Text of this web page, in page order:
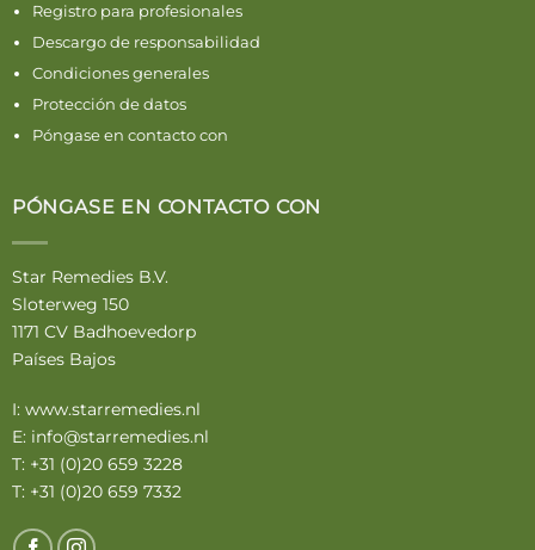
Registro para profesionales
Descargo de responsabilidad
Condiciones generales
Protección de datos
Póngase en contacto con
PÓNGASE EN CONTACTO CON
Star Remedies B.V.
Sloterweg 150
1171 CV Badhoevedorp
Países Bajos
I: www.starremedies.nl
E: info@starremedies.nl
T: +31 (0)20 659 3228
T: +31 (0)20 659 7332